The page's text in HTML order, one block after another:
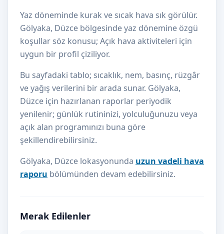
Yaz döneminde kurak ve sıcak hava sık görülür.
Gölyaka, Düzce bölgesinde yaz dönemine özgü
koşullar söz konusu; Açık hava aktiviteleri için
uygun bir profil çiziliyor.
Bu sayfadaki tablo; sıcaklık, nem, basınç, rüzgâr
ve yağış verilerini bir arada sunar. Gölyaka,
Düzce için hazırlanan raporlar periyodik
yenilenir; günlük rutininizi, yolculuğunuzu veya
açık alan programınızı buna göre
şekillendirebilirsiniz.
Gölyaka, Düzce lokasyonunda uzun vadeli hava
raporu bölümünden devam edebilirsiniz.
Merak Edilenler